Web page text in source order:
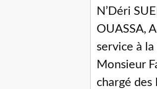
N’Déri
OUASSA,
service à
Monsieur
chargé